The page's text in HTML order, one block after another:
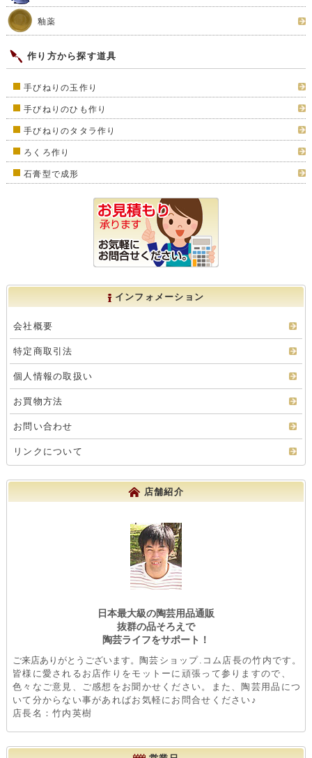
釉薬
作り方から探す道具
手びねりの玉作り
手びねりのひも作り
手びねりのタタラ作り
ろくろ作り
石膏型で成形
インフォメーション
会社概要
特定商取引法
個人情報の取扱い
お買物方法
お問い合わせ
リンクについて
店舗紹介
日本最大級の陶芸用品通販
抜群の品そろえで
陶芸ライフをサポート！
ご来店ありがとうございます。 陶芸ショップ.コム店長の竹内です。
皆様に愛されるお店作りをモットーに頑張って参りますので、
色々なご意見、ご感想をお聞かせください。また、陶芸用品につ
いて分からない事があればお気軽にお問合せください♪
店長名：竹内英樹